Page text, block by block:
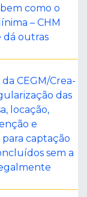
como o
– CHM
dá outras
CEGM/Crea-
das
locação,
e
captação
sem a